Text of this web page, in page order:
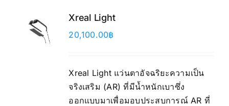
Xreal Light
20,100.00฿
Xreal Light แว่นตาอัจฉริยะความเป็น
จริงเสริม (AR) ที่มีน้ำหนักเบาซึ่ง
ออกแบบมาเพื่อมอบประสบการณ์ AR ที่